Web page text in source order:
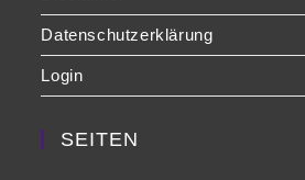
Datenschutzerklärung
Login
SEITEN